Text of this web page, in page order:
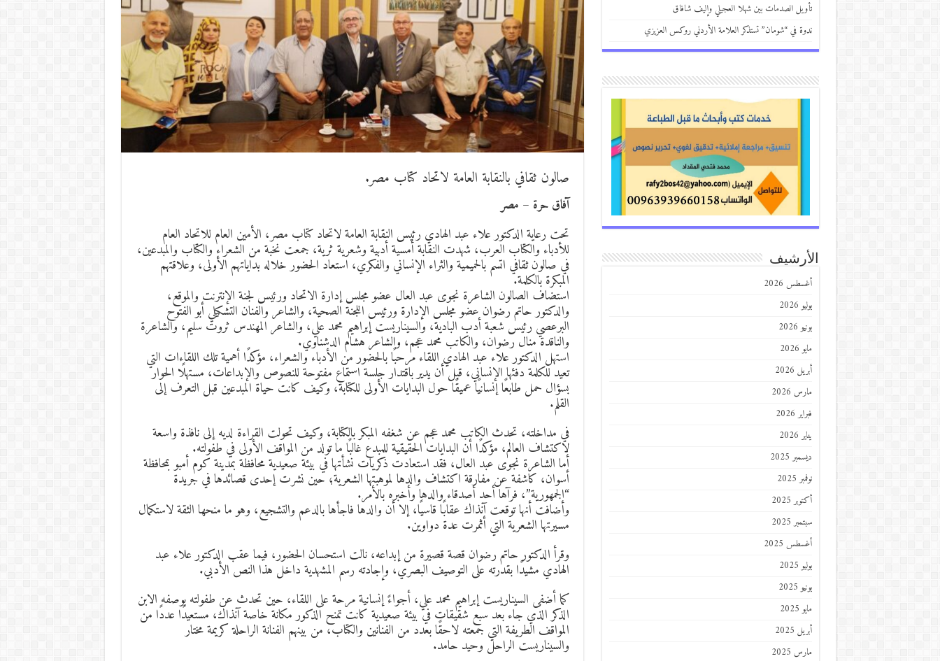
صالون ثقافي بالنقابة العامة لاتحاد كتاب مصر.
آفاق حرة – مصر
تحت رعاية الدكتور علاء عبد الهادي رئيس النقابة العامة لاتحاد كتاب مصر، الأمين العام للاتحاد العام
للأدباء والكتاب العرب، شهدت النقابة أمسية أدبية وشعرية ثرية، جمعت نخبة من الشعراء والكتاب والمبدعين،
في صالون ثقافي اتسم بالحميمية والثراء الإنساني والفكري، استعاد الحضور خلاله بداياتهم الأولى، وعلاقتهم
المبكرة بالكلمة.
استضاف الصالون الشاعرة نجوى عبد العال عضو مجلس إدارة الاتحاد ورئيس لجنة الإنترنت والموقع،
والدكتور حاتم رضوان عضو مجلس الإدارة ورئيس اللجنة الصحية، والشاعر والفنان التشكيلي أبو الفتوح
البرعصي رئيس شعبة أدب البادية، والسيناريست إبراهيم محمد علي، والشاعر المهندس ثروت سليم، والشاعرة
والناقدة منال رضوان، والكاتب محمد عجم، والشاعر هشام الدشناوي.
استهل الدكتور علاء عبد الهادي اللقاء مرحبًا بالحضور من الأدباء والشعراء، مؤكدًا أهمية تلك اللقاءات التي
تعيد للكلمة دفئها الإنساني، قبل أن يدير باقتدار جلسة استماع مفتوحة للنصوص والإبداعات، مستهلًا الحوار
بسؤال حمل طابعًا إنسانيًا عميقًا حول البدايات الأولى للكتابة، وكيف كانت حياة المبدعين قبل التعرف إلى
القلم.
في مداخلته، تحدث الكاتب محمد عجم عن شغفه المبكر بالكتابة، وكيف تحولت القراءة لديه إلى نافذة واسعة
لاكتشاف العالم، مؤكدًا أن البدايات الحقيقية للمبدع غالبًا ما تولد من المواقف الأولى في طفولته.
أما الشاعرة نجوى عبد العال، فقد استعادت ذكريات نشأتها في بيئة صعيدية محافظة بمدينة كوم أمبو بمحافظة
أسوان، كاشفة عن مفارقة اكتشاف والدها لموهبتها الشعرية؛ حين نشرت إحدى قصائدها في جريدة
“الجمهورية”، فرآها أحد أصدقاء والدها وأخبره بالأمر.
وأضافت أنها توقعت آنذاك عقابًا قاسيًا، إلا أن والدها فاجأها بالدعم والتشجيع، وهو ما منحها الثقة لاستكمال
مسيرتها الشعرية التي أثمرت عدة دواوين.
وقرأ الدكتور حاتم رضوان قصة قصيرة من إبداعه، نالت استحسان الحضور، فيما عقب الدكتور علاء عبد
الهادي مشيدًا بقدرته على التوصيف البصري، وإجادته رسم المشهدية داخل هذا النص الأدبي.
كما أضفى السيناريست إبراهيم محمد علي، أجواءً إنسانية مرحة على اللقاء، حين تحدث عن طفولته بوصفه الابن
الذكر الذي جاء بعد سبع شقيقات في بيئة صعيدية كانت تمنح الذكور مكانة خاصة آنذاك، مستعيدًا عددًا من
المواقف الطريفة التي جمعته لاحقًا بعدد من الفنانين والكتاب، من بينهم الفنانة الراحلة كريمة مختار
والسيناريست الراحل وحيد حامد.
تأويل الصدمات بين شهلا العجيلي وإليف شافاق
ندوة في “شومان” تستذكر العلامة الأردني روكس العزيزي
الأرشيف
أغسطس 2026
يوليو 2026
يونيو 2026
مايو 2026
أبريل 2026
مارس 2026
فبراير 2026
يناير 2026
ديسمبر 2025
نوفمبر 2025
أكتوبر 2025
سبتمبر 2025
أغسطس 2025
يوليو 2025
يونيو 2025
مايو 2025
أبريل 2025
مارس 2025